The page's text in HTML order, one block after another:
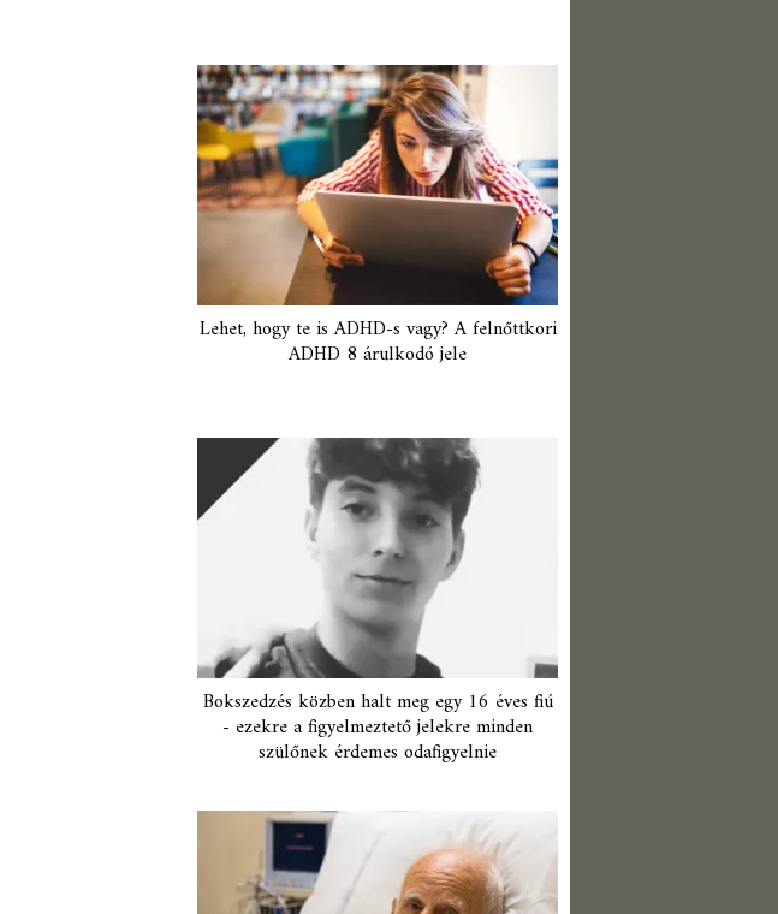
Lehet, hogy te is ADHD-s vagy? A felnőttkori
ADHD 8 árulkodó jele
Bokszedzés közben halt meg egy 16 éves fiú
- ezekre a figyelmeztető jelekre minden
szülőnek érdemes odafigyelnie